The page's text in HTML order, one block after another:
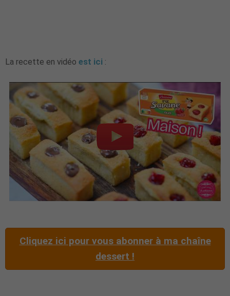
La recette en vidéo est ici :
Cliquez ici pour vous abonner à ma chaîne
dessert !